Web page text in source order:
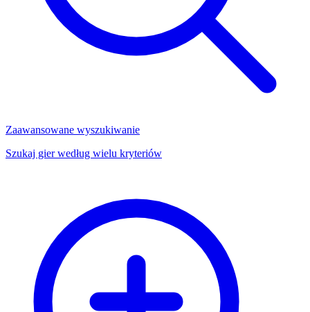
Zaawansowane wyszukiwanie
Szukaj gier według wielu kryteriów